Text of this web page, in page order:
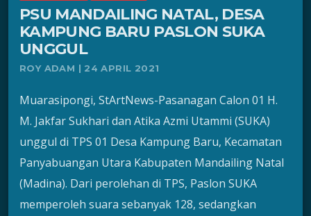
PSU MANDAILING NATAL, DESA
KAMPUNG BARU PASLON SUKA
UNGGUL
ROY ADAM | 24 APRIL 2021
Muarasipongi, StArtNews-Pasanagan Calon 01 H.
M. Jakfar Sukhari dan Atika Azmi Utammi (SUKA)
unggul di TPS 01 Desa Kampung Baru, Kecamatan
Panyabuangan Utara Kabupaten Mandailing Natal
(Madina). Dari perolehan di TPS, Paslon SUKA
memperoleh suara sebanyak 128, sedangkan